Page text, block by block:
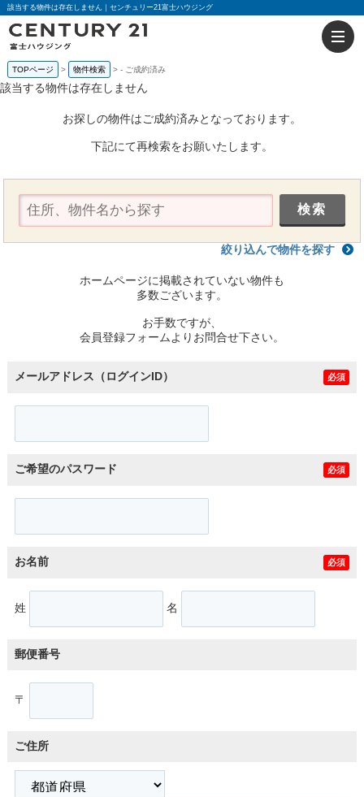
該当する物件は存在しません｜センチュリー21富士ハウジング
TOPページ 物件検索 - ご成約済み
該当する物件は存在しません
お探しの物件はご成約済みとなっております。
下記にて再検索をお願いたします。
絞り込んで物件を探す
ホームページに掲載されていない物件も
多数ございます。
お手数ですが、
会員登録フォームよりお問合せ下さい。
メールアドレス（ログインID） 必須
ご希望のパスワード 必須
お名前 必須
姓 名
郵便番号
〒
ご住所